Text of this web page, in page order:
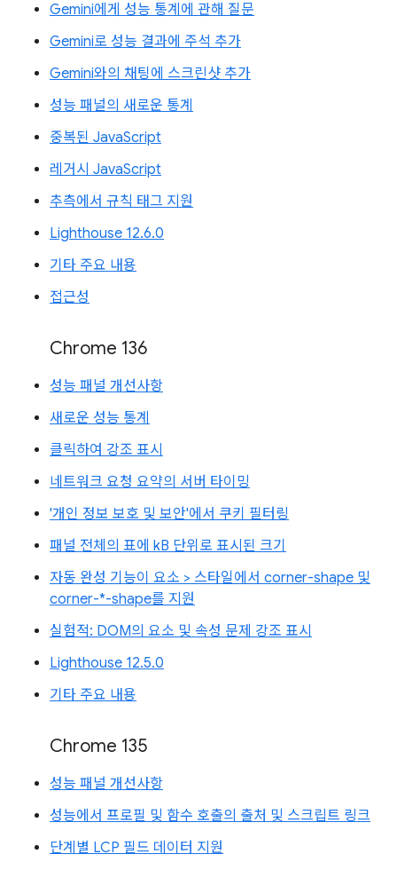
Gemini에게 성능 통계에 관해 질문
Gemini로 성능 결과에 주석 추가
Gemini와의 채팅에 스크린샷 추가
성능 패널의 새로운 통계
중복된 JavaScript
레거시 JavaScript
추측에서 규칙 태그 지원
Lighthouse 12.6.0
기타 주요 내용
접근성
Chrome 136
성능 패널 개선사항
새로운 성능 통계
클릭하여 강조 표시
네트워크 요청 요약의 서버 타이밍
'개인 정보 보호 및 보안'에서 쿠키 필터링
패널 전체의 표에 kB 단위로 표시된 크기
자동 완성 기능이 요소 > 스타일에서 corner-shape 및
corner-*-shape를 지원
실험적: DOM의 요소 및 속성 문제 강조 표시
Lighthouse 12.5.0
기타 주요 내용
Chrome 135
성능 패널 개선사항
성능에서 프로필 및 함수 호출의 출처 및 스크립트 링크
단계별 LCP 필드 데이터 지원